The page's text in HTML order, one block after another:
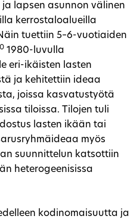
lapsen asunnon välinen
kerrostaloalueilla
tuettiin 5–6-vuotiaiden
1980-luvulla
eri-ikäisten lasten
ja kehitettiin ideaa
joissa kasvatustyötä
tiloissa. Tilojen tuli
lasten ikään tai
myös
suunnittelun katsottiin
heterogeenisissa
kodinomaisuutta ja